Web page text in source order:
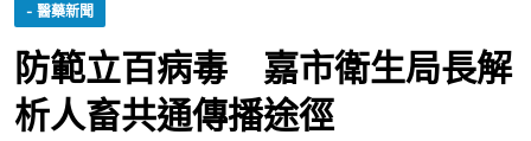
- 醫藥新聞
防範立百病毒 嘉市衛生局長解
析人畜共通傳播途徑